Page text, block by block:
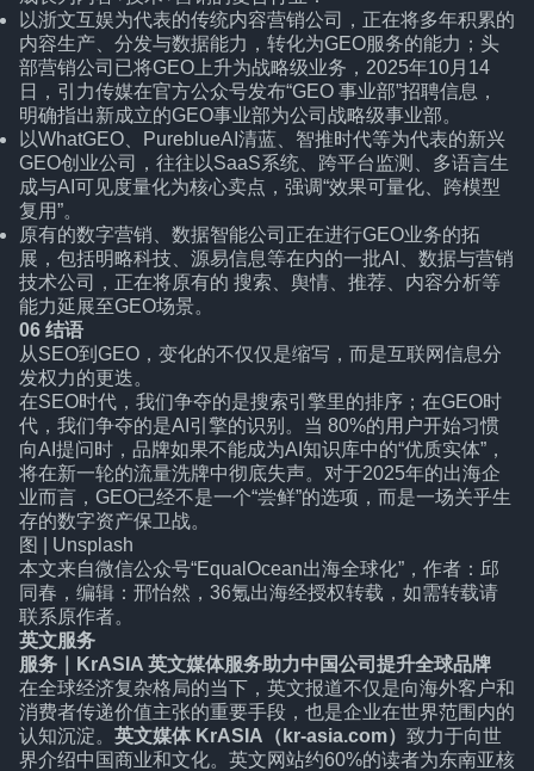
以浙文互娱为代表的传统内容营销公司，正在将多年积累的
内容生产、分发与数据能力，转化为GEO服务的能力；头
部营销公司已将GEO上升为战略级业务，2025年10月14
日，引力传媒在官方公众号发布“GEO 事业部”招聘信息，
明确指出新成立的GEO事业部为公司战略级事业部。
以WhatGEO、PureblueAI清蓝、智推时代等为代表的新兴
GEO创业公司，往往以SaaS系统、跨平台监测、多语言生
成与AI可见度量化为核心卖点，强调“效果可量化、跨模型
复用”。
原有的数字营销、数据智能公司正在进行GEO业务的拓
展，包括明略科技、源易信息等在内的一批AI、数据与营销
技术公司，正在将原有的 搜索、舆情、推荐、内容分析等
能力延展至GEO场景。
06 结语
从SEO到GEO，变化的不仅仅是缩写，而是互联网信息分
发权力的更迭。
在SEO时代，我们争夺的是搜索引擎里的排序；在GEO时
代，我们争夺的是AI引擎的识别。当 80%的用户开始习惯
向AI提问时，品牌如果不能成为AI知识库中的“优质实体”，
将在新一轮的流量洗牌中彻底失声。对于2025年的出海企
业而言，GEO已经不是一个“尝鲜”的选项，而是一场关乎生
存的数字资产保卫战。
图 | Unsplash
本文来自微信公众号“EqualOcean出海全球化” ，作者：邱
同春，编辑：邢怡然，36氪出海经授权转载，如需转载请
联系原作者。
英文服务
服务
KrASIA 英文媒体服务助力中国公司提升全球品牌
在全球经济复杂格局的当下，英文报道不仅是向海外客户和
消费者传递价值主张的重要手段，也是企业在世界范围内的
认知沉淀。 英文媒体 KrASIA（kr-asia.com） 致力于向世
界介绍中国商业和文化。英文网站约60%的读者为东南亚核